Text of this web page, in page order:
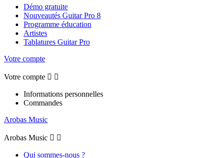
Démo gratuite
Nouveautés Guitar Pro 8
Programme éducation
Artistes
Tablatures Guitar Pro
Votre compte
Votre compte  
Informations personnelles
Commandes
Arobas Music
Arobas Music  
Qui sommes-nous ?